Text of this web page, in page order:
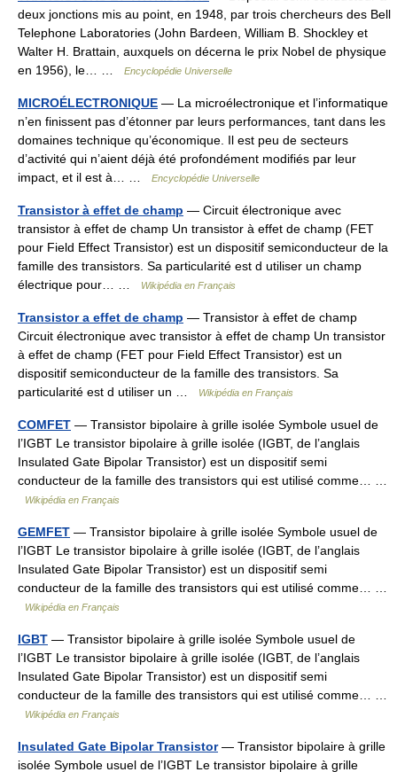
deux jonctions mis au point, en 1948, par trois chercheurs des Bell
Telephone Laboratories (John Bardeen, William B. Shockley et
Walter H. Brattain, auxquels on décerna le prix Nobel de physique
en 1956), le… …
Encyclopédie Universelle
MICROÉLECTRONIQUE — La microélectronique et l’informatique
n’en finissent pas d’étonner par leurs performances, tant dans les
domaines technique qu’économique. Il est peu de secteurs
d’activité qui n’aient déjà été profondément modifiés par leur
impact, et il est à… …
Encyclopédie Universelle
Transistor à effet de champ — Circuit électronique avec
transistor à effet de champ Un transistor à effet de champ (FET
pour Field Effect Transistor) est un dispositif semiconducteur de la
famille des transistors. Sa particularité est d utiliser un champ
électrique pour… …
Wikipédia en Français
Transistor a effet de champ — Transistor à effet de champ
Circuit électronique avec transistor à effet de champ Un transistor
à effet de champ (FET pour Field Effect Transistor) est un
dispositif semiconducteur de la famille des transistors. Sa
particularité est d utiliser un …
Wikipédia en Français
COMFET — Transistor bipolaire à grille isolée Symbole usuel de
l’IGBT Le transistor bipolaire à grille isolée (IGBT, de l’anglais
Insulated Gate Bipolar Transistor) est un dispositif semi
conducteur de la famille des transistors qui est utilisé comme… …
Wikipédia en Français
GEMFET — Transistor bipolaire à grille isolée Symbole usuel de
l’IGBT Le transistor bipolaire à grille isolée (IGBT, de l’anglais
Insulated Gate Bipolar Transistor) est un dispositif semi
conducteur de la famille des transistors qui est utilisé comme… …
Wikipédia en Français
IGBT — Transistor bipolaire à grille isolée Symbole usuel de
l’IGBT Le transistor bipolaire à grille isolée (IGBT, de l’anglais
Insulated Gate Bipolar Transistor) est un dispositif semi
conducteur de la famille des transistors qui est utilisé comme… …
Wikipédia en Français
Insulated Gate Bipolar Transistor— Transistor bipolaire à grille
isolée Symbole usuel de l’IGBT Le transistor bipolaire à grille